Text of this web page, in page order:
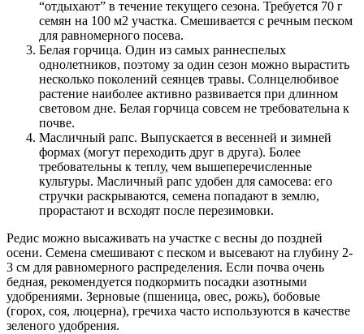
“отдыхают” в течение текущего сезона. Требуется 70 г
семян на 100 м2 участка. Смешивается с речным песком
для равномерного посева.
Белая горчица. Один из самых раннеспелых
однолетников, поэтому за один сезон можно вырастить
несколько поколений сеянцев травы. Солнцелюбивое
растение наиболее активно развивается при длинном
световом дне. Белая горчица совсем не требовательна к
почве.
Масличный рапс. Выпускается в весенней и зимней
формах (могут переходить друг в друга). Более
требовательны к теплу, чем вышеперечисленные
культуры. Масличный рапс удобен для самосева: его
стручки раскрываются, семена попадают в землю,
прорастают и всходят после перезимовки.
Редис можно высаживать на участке с весны до поздней
осени. Семена смешивают с песком и высевают на глубину 2-
3 см для равномерного распределения. Если почва очень
бедная, рекомендуется подкормить посадки азотными
удобрениями. Зерновые (пшеница, овес, рожь), бобовые
(горох, соя, люцерна), гречиха часто используются в качестве
зеленого удобрения.